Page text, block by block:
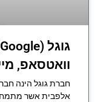
וואטסאפ,
חברת גוגל הינה
אלפבית אשר